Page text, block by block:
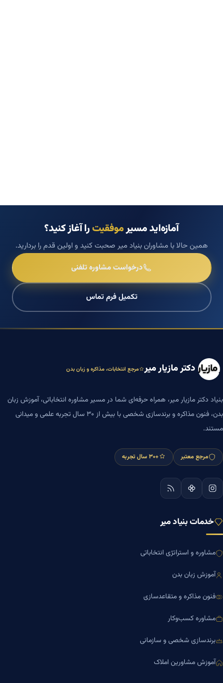
آمازه‌اید مسیرموفقیترا آغاز کنید؟
همین حالا با مشاوران بنیاد میر صحبت کنید و اولین قدم را بردارید.
درخواست مشاوره تلفنی
تکمیل فرم تماس
دکتر مازیار میر مرجع انتخابات، مذاکره و زبان بدن
بنیاد دکتر مازیار میر، همراه حرفه‌ای شما در مسیر مشاوره انتخاباتی، آموزش زبان
بدن، فنون مذاکره و برندسازی شخصی با بیش از ۳۰ سال تجربه علمی و میدانی
مستند.
مرجع معتبر +۳۰ سال تجربه
خدمات بنیاد میر
مشاوره و استراتژی انتخاباتی
آموزش زبان بدن
فنون مذاکره و متقاعدسازی
مشاوره کسب‌وکار
برندسازی شخصی و سازمانی
آموزش مشاورین املاک